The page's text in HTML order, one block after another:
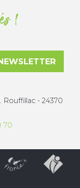
!
Rouffillac - 24370
70